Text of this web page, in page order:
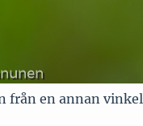
från en annan vinkel